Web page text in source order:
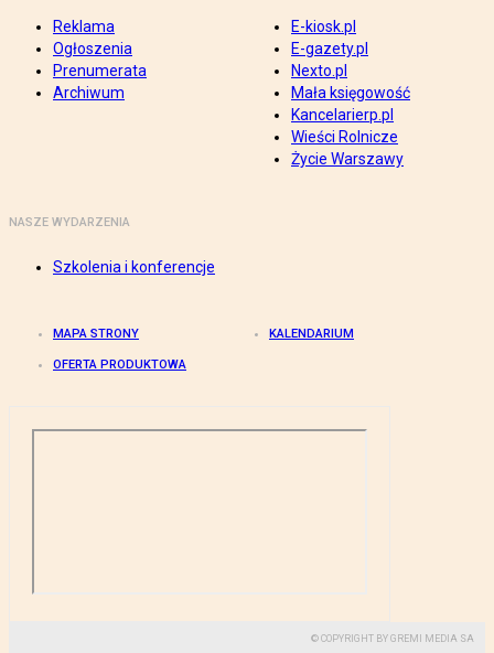
Reklama
Ogłoszenia
Prenumerata
Archiwum
E-kiosk.pl
E-gazety.pl
Nexto.pl
Mała księgowość
Kancelarierp.pl
Wieści Rolnicze
Życie Warszawy
NASZE WYDARZENIA
Szkolenia i konferencje
MAPA STRONY KALENDARIUM
OFERTA PRODUKTOWA
© COPYRIGHT BY GREMI MEDIA SA